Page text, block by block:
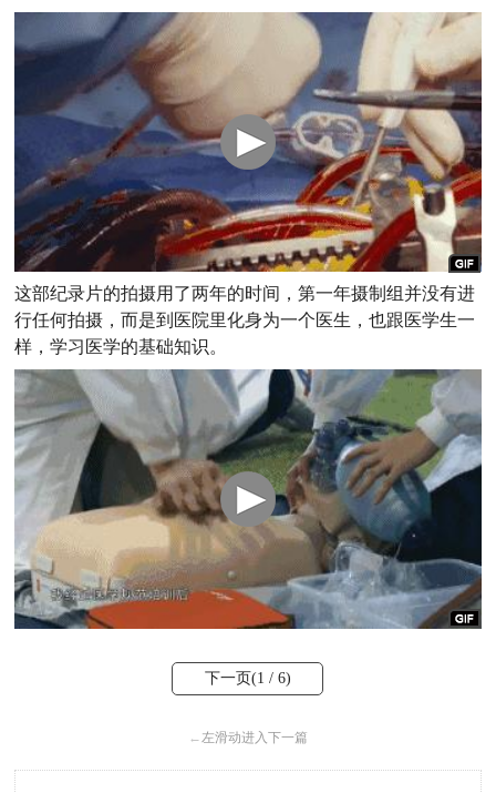
这部纪录片的拍摄用了两年的时间，第一年摄制组并没有进
行任何拍摄，而是到医院里化身为一个医生，也跟医学生一
样，学习医学的基础知识。
下一页(1 / 6)
← 左滑动进入下一篇